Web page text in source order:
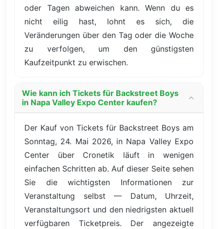
oder Tagen abweichen kann. Wenn du es
nicht eilig hast, lohnt es sich, die
Veränderungen über den Tag oder die Woche
zu verfolgen, um den günstigsten
Kaufzeitpunkt zu erwischen.
Wie kann ich Tickets für Backstreet Boys
in Napa Valley Expo Center kaufen?
Der Kauf von Tickets für Backstreet Boys am
Sonntag, 24. Mai 2026, in Napa Valley Expo
Center über Cronetik läuft in wenigen
einfachen Schritten ab. Auf dieser Seite sehen
Sie die wichtigsten Informationen zur
Veranstaltung selbst — Datum, Uhrzeit,
Veranstaltungsort und den niedrigsten aktuell
verfügbaren Ticketpreis. Der angezeigte